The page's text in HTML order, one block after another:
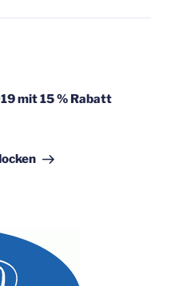
mit 15 % Rabatt